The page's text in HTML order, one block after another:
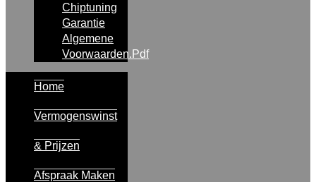
Chiptuning
Garantie
Algemene
Voorwaarden.pdf
Home
Vermogenswinst
& Prijzen
Afspraak Maken